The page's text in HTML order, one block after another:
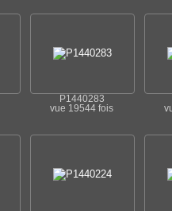
P1440283
vue 19544 fois